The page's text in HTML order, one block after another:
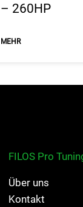
– 260HP
ΜEHR
FILOS Pro
Über uns
Kontakt